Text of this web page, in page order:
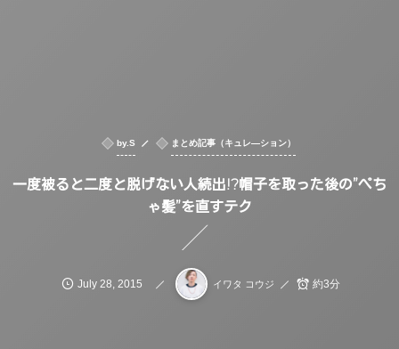
by.S まとめ記事（キュレ―ション）
一度被ると二度と脱げない人続出!?帽子を取った後の”ぺち
ゃ髪”を直すテク
July 28 2015 イワタ コウジ 約3分